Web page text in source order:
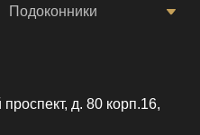
Подоконники
д. 80 корп.16,